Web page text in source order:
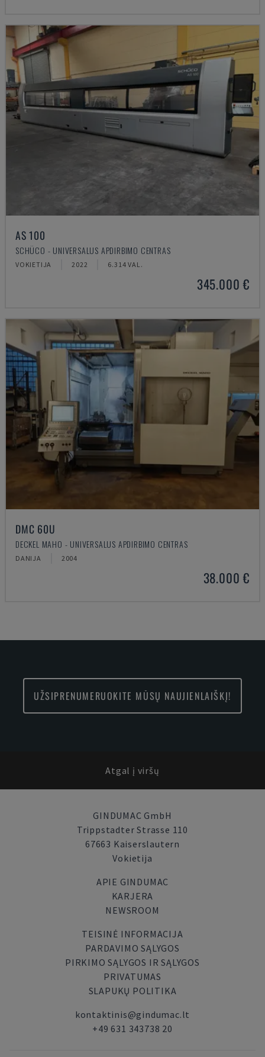
AS 100
SCHÜCO - UNIVERSALUS APDIRBIMO CENTRAS
VOKIETIJA 2022 6.314 VAL.
345.000 €
DMC 60U
DECKEL MAHO - UNIVERSALUS APDIRBIMO CENTRAS
DANIJA 2004
38.000 €
UŽSIPRENUMERUOKITE MŪSŲ NAUJIENLAIŠKĮ!
Atgal į viršų
GINDUMAC GmbH
Trippstadter Strasse 110
67663 Kaiserslautern
Vokietija
APIE GINDUMAC
KARJERA
NEWSROOM
TEISINĖ INFORMACIJA
PARDAVIMO SĄLYGOS
PIRKIMO SĄLYGOS IR SĄLYGOS
PRIVATUMAS
SLAPUKŲ POLITIKA
kontaktinis@gindumac.lt
+49 631 343738 20